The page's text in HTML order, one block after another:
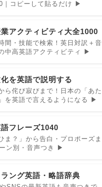
｜コピーして貼るだけ ▶
アクティビティ大全1000
間・技能で検索！英日対訳＋音
中高英語アクティビティ ▶
化を英語で説明する
ら侘び寂びまで！日本の「あた
を英語で言えるようになる ▶
フレーズ1040
ま？」から告白・プロポーズま
ン別・音声つき ▶
ング英語・略語辞典